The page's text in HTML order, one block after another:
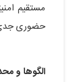
مستقیم
حضوری جدی
الگوها و